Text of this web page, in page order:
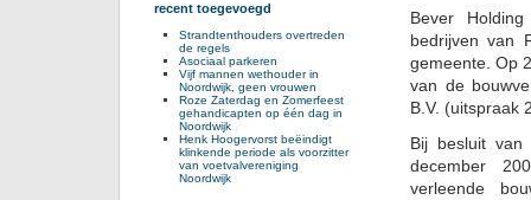
Bever
bedrijven van
gemeente. Op
van de
B.V. (uitspraak
Bij besluit
december
verleende
recent toegevoegd
Strandtenthouders overtreden
de regels
Asociaal parkeren
Vijf mannen wethouder in
Noordwijk, geen vrouwen
Roze Zaterdag en Zomerfeest
gehandicapten op één dag in
Noordwijk
Henk Hoogervorst beëindigt
klinkende periode als voorzitter
van voetvalvereniging
Noordwijk